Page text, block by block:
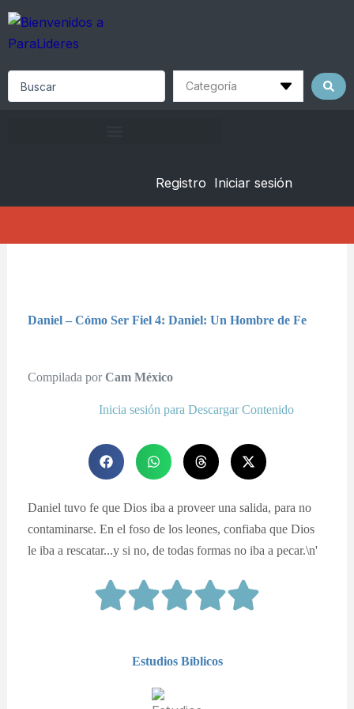
Skip
content
Registro Iniciar sesión
Daniel – Cómo Ser Fiel 4: Daniel: Un Hombre de Fe
Compilada porCam México
Inicia sesión para Descargar Contenido
Daniel tuvo fe que Dios iba a proveer una salida, para no
contaminarse. En el foso de los leones, confiaba que Dios
le iba a rescatar...y si no, de todas formas no iba a pecar.\n'
Estudios Bíblicos